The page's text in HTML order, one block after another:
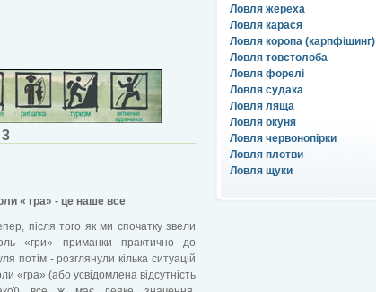
Ловля жереха
Ловля карася
Ловля коропа (карпфішинг)
Ловля товстолоба
Ловля форелі
Ловля судака
Ловля ляща
Ловля окуня
Ловля червонопірки
Ловля плотви
Ловля щуки
« гра» - це наше все
після того як ми спочатку звели
«гри» приманки практично до
потім - розглянули кілька ситуацій
«гра» (або усвідомлена відсутність